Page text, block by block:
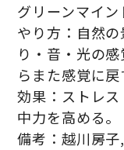
グリーンマイン
やり方：自然
り・音・光の
らまた感覚に戻
効果：ストレ
中力を高める。
備考：越川房